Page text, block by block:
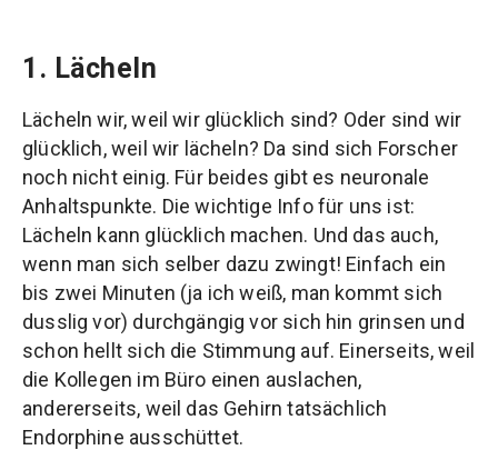
1. Lächeln
Lächeln wir, weil wir glücklich sind? Oder sind wir
glücklich, weil wir lächeln? Da sind sich Forscher
noch nicht einig. Für beides gibt es neuronale
Anhaltspunkte. Die wichtige Info für uns ist:
Lächeln kann glücklich machen. Und das auch,
wenn man sich selber dazu zwingt! Einfach ein
bis zwei Minuten (ja ich weiß, man kommt sich
dusslig vor) durchgängig vor sich hin grinsen und
schon hellt sich die Stimmung auf. Einerseits, weil
die Kollegen im Büro einen auslachen,
andererseits, weil das Gehirn tatsächlich
Endorphine ausschüttet.